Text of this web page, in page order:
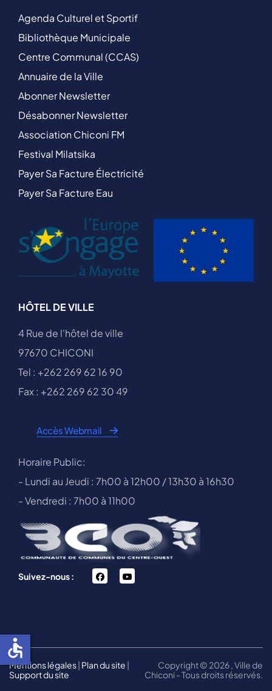
Agenda Culturel et Sportif
Bibliothèque Municipale
Centre Communal (CCAS)
Annuaire de la Ville
Abonner Newsletter
Désabonner Newsletter
Association Chiconi FM
Festival Milatsika
Payer Sa Facture Électricité
Payer Sa Facture Eau
HÔTEL DE VILLE
4 Rue de l'hôtel de ville
97670 CHICONI
Tel : +262 269 62 16 90
Fax : +262 269 62 30 49
Accès Webmail
Horaire Public:
- Lundi au Jeudi : 7h00 à 12h00 / 13h30 à 16h30
- Vendredi : 7h00 à 11h00
Suivez-nous : facebook
You
Mentions légales| Plan du site |
Support du site
Copyright © 2026 , Ville de
Chiconi - Tous droits réservés.
accessible